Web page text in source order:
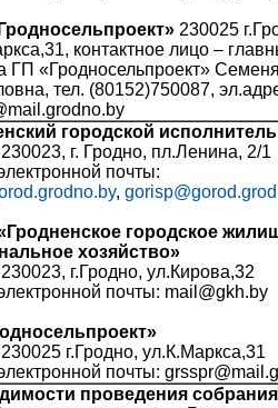
230025
контактное лицо –
ГП «Гродносельпроект»
тел. (80152)750087,
городской
г. Гродно, пл.Ленина, 2/1
почты:
,
городское
хозяйство»
г.Гродно, ул.Кирова,32
почты: mail@gkh.by
г.Гродно, ул.К.Маркса,31
почты:
проведения